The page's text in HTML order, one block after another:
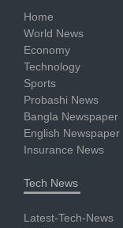
Home
World News
Economy
Technology
Sports
Probashi News
Bangla Newspaper
English Newspaper
Insurance News
Tech News
Latest-Tech-News